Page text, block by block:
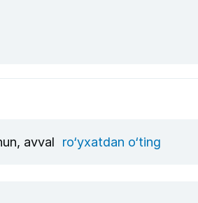
avval ro‘yxatdan o‘ting